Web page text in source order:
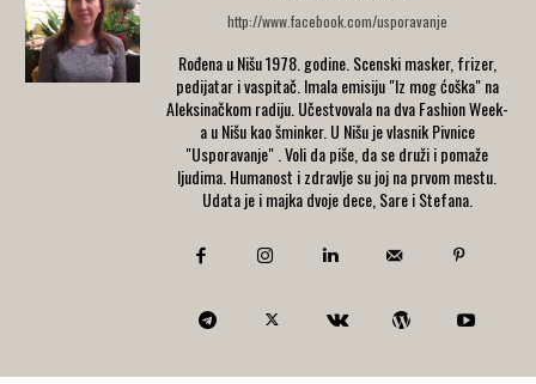
http://www.facebook.com/usporavanje
Rođena u Nišu 1978. godine. Scenski masker, frizer,
pedijatar i vaspitač. Imala emisiju "Iz mog ćoška" na
Aleksinačkom radiju. Učestvovala na dva Fashion Week-
a u Nišu kao šminker. U Nišu je vlasnik Pivnice
"Usporavanje" . Voli da piše, da se druži i pomaže
ljudima. Humanost i zdravlje su joj na prvom mestu.
Udata je i majka dvoje dece, Sare i Stefana.